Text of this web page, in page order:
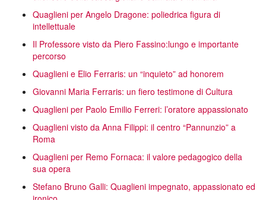
Quaglieni per Angelo Dragone: poliedrica figura di
intellettuale
Il Professore visto da Piero Fassino:lungo e importante
percorso
Quaglieni e Elio Ferraris: un “inquieto” ad honorem
Giovanni Maria Ferraris: un fiero testimone di Cultura
Quaglieni per Paolo Emilio Ferreri: l’oratore appassionato
Quaglieni visto da Anna Filippi: il centro “Pannunzio” a
Roma
Quaglieni per Remo Fornaca: il valore pedagogico della
sua opera
Stefano Bruno Galli: Quaglieni impegnato, appassionato ed